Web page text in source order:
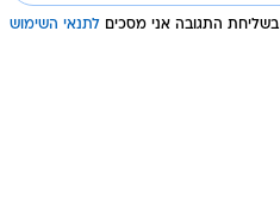
בשליחת התגובה אני מסכים לתנאי השימוש